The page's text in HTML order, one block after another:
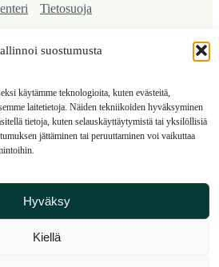
suostumusta
käytämme teknologioita, kuten evästeitä,
laitetietoja. Näiden tekniikoiden hyväksyminen
tietoja, kuten selauskäyttäytymistä tai yksilöllisiä
jättäminen tai peruuttaminen voi vaikuttaa
Hyväksy
Kiellä
Tietosuoja
· Valimotie 10, 00380 Helsinki, Finland
asiat: rastilippu(a)suunnistusliitto.fi
– Rastilippu:::Rastilipun ohjeet